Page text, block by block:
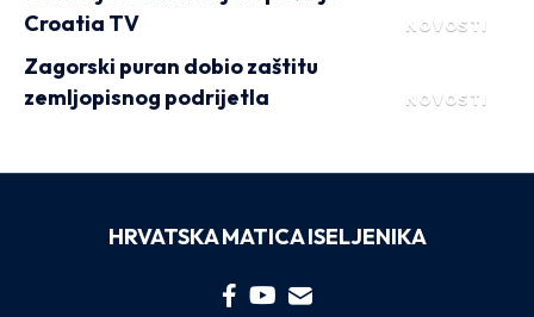
NOVOSTI
Croatia TV
NOVOSTI
Zagorski puran dobio zaštitu
zemljopisnog podrijetla
HRVATSKA MATICA ISELJENIKA